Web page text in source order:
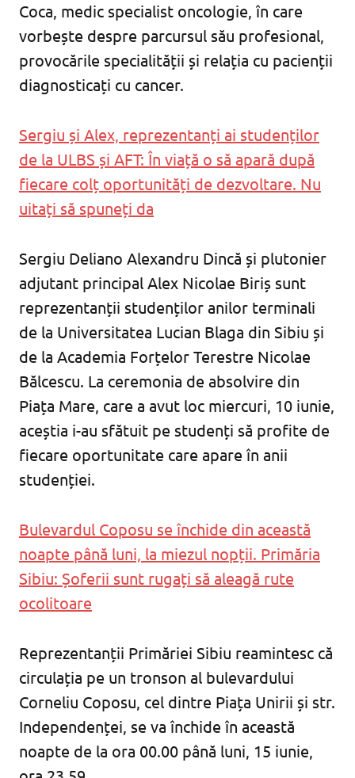
Coca, medic specialist oncologie, în care
vorbește despre parcursul său profesional,
provocările specialității și relația cu pacienții
diagnosticați cu cancer.
Sergiu și Alex, reprezentanți ai studenților
de la ULBS și AFT: În viață o să apară după
fiecare colț oportunități de dezvoltare. Nu
uitați să spuneți da
Sergiu Deliano Alexandru Dincă și plutonier
adjutant principal Alex Nicolae Biriș sunt
reprezentanții studenților anilor terminali
de la Universitatea Lucian Blaga din Sibiu și
de la Academia Forțelor Terestre Nicolae
Bălcescu. La ceremonia de absolvire din
Piața Mare, care a avut loc miercuri, 10 iunie,
aceștia i-au sfătuit pe studenți să profite de
fiecare oportunitate care apare în anii
studenției.
Bulevardul Coposu se închide din această
noapte până luni, la miezul nopții. Primăria
Sibiu: Șoferii sunt rugați să aleagă rute
ocolitoare
Reprezentanții Primăriei Sibiu reamintesc că
circulația pe un tronson al bulevardului
Corneliu Coposu, cel dintre Piața Unirii și str.
Independenței, se va închide în această
noapte de la ora 00.00 până luni, 15 iunie,